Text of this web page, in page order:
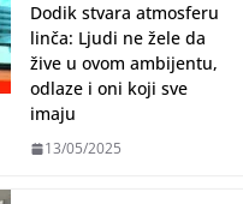
Dodik stvara atmosferu
linča: Ljudi ne žele da
žive u ovom ambijentu,
odlaze i oni koji sve
imaju
13/05/2025